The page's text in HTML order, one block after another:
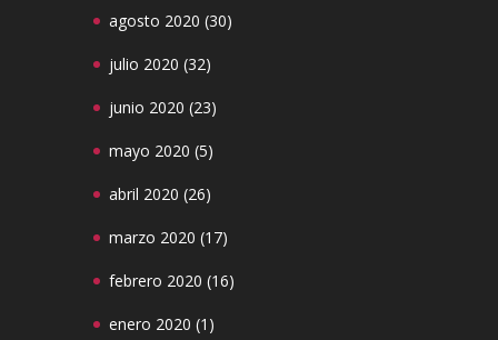
agosto 2020 (30)
julio 2020 (32)
junio 2020 (23)
mayo 2020 (5)
abril 2020 (26)
marzo 2020 (17)
febrero 2020 (16)
enero 2020 (1)